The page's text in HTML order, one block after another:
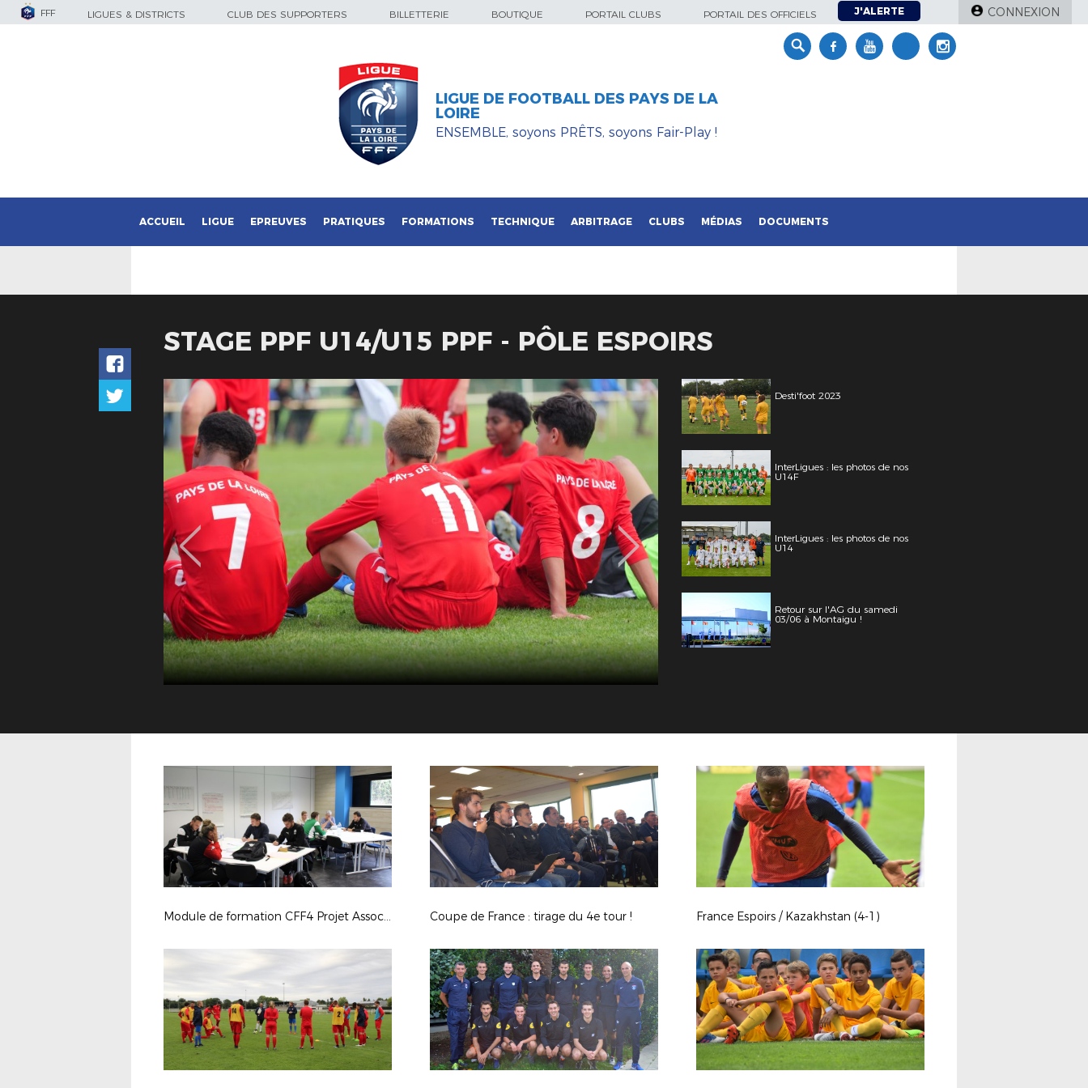
FFF LIGUES & DISTRICTS CLUB DES SUPPORTERS BILLETTERIE BOUTIQUE PORTAIL CLUBS PORTAIL DES OFFICIELS J'ALERTE CONNEXION
LIGUE DE FOOTBALL DES PAYS DE LA
LOIRE
ENSEMBLE, soyons PRÊTS, soyons Fair-Play !
ACCUEIL LIGUE EPREUVES PRATIQUES FORMATIONS TECHNIQUE ARBITRAGE CLUBS MÉDIAS DOCUMENTS
STAGE PPF U14/U15 PPF - PÔLE ESPOIRS
Desti'foot 2023
InterLigues : les photos de nos
U14F
InterLigues : les photos de nos
U14
Retour sur l'AG du samedi
03/06 à Montaigu !
Module de formation CFF4 Projet Associatif Coupe de France : tirage du 4e tour ! France Espoirs / Kazakhstan (4-1)